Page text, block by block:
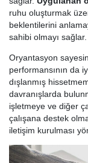
ruhu oluşturmak
beklentilerini
sahibi olmayı sağlar.
Oryantasyon
performansının da
dışlanmış
davranışlarda
işletmeye ve diğer
çalışana destek
iletişim kurulması